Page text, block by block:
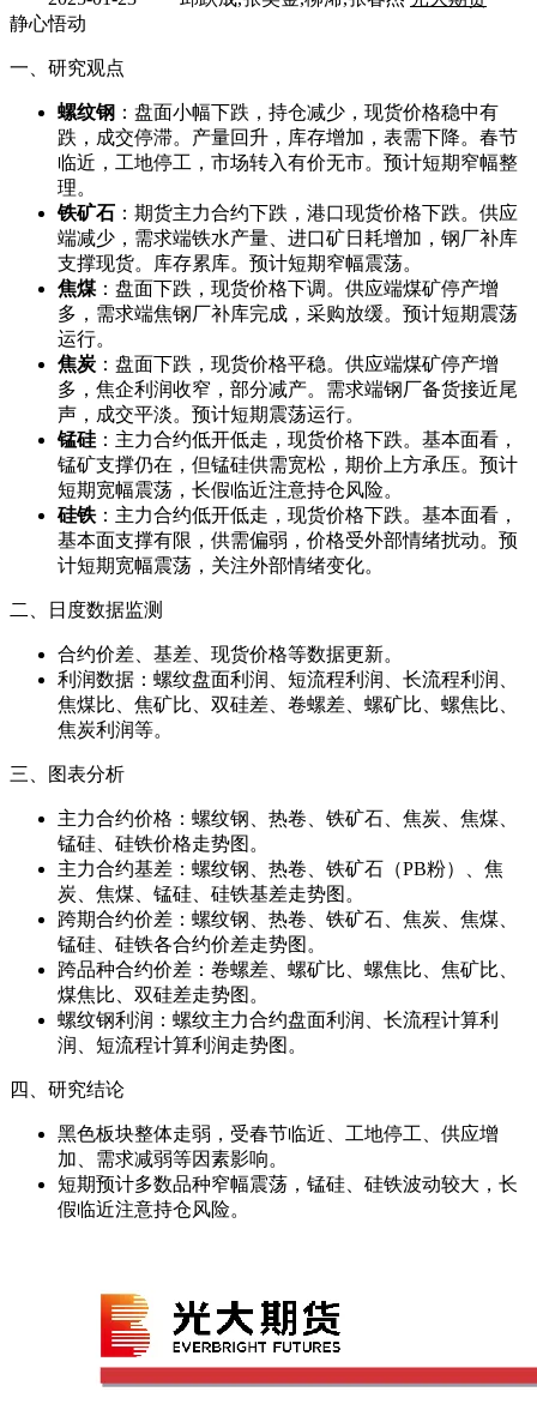
静心悟动
一、研究观点
螺纹钢 ：盘面小幅下跌，持仓减少，现货价格稳中有
跌，成交停滞。产量回升，库存增加，表需下降。春节
临近，工地停工，市场转入有价无市。预计短期窄幅整
理。
铁矿石 ：期货主力合约下跌，港口现货价格下跌。供应
端减少，需求端铁水产量、进口矿日耗增加，钢厂补库
支撑现货。库存累库。预计短期窄幅震荡。
焦煤：盘面下跌，现货价格下调。供应端煤矿停产增
多，需求端焦钢厂补库完成，采购放缓。预计短期震荡
运行。
焦炭 ：盘面下跌，现货价格平稳。供应端煤矿停产增
多，焦企利润收窄，部分减产。需求端钢厂备货接近尾
声，成交平淡。预计短期震荡运行。
锰硅 ：主力合约低开低走，现货价格下跌。基本面看，
锰矿支撑仍在，但锰硅供需宽松，期价上方承压。预计
短期宽幅震荡，长假临近注意持仓风险。
硅铁：主力合约低开低走，现货价格下跌。基本面看，
基本面支撑有限，供需偏弱，价格受外部情绪扰动。预
计短期宽幅震荡，关注外部情绪变化。
二、日度数据监测
合约价差、基差、现货价格等数据更新。
利润数据：螺纹盘面利润、短流程利润、长流程利润、
焦煤比、焦矿比、双硅差、卷螺差、螺矿比、螺焦比、
焦炭利润等。
三、图表分析
主力合约价格：螺纹钢、热卷、铁矿石、焦炭、焦煤、
锰硅、硅铁价格走势图。
主力合约基差：螺纹钢、热卷、铁矿石（PB粉）、焦
炭、焦煤、锰硅、硅铁基差走势图。
跨期合约价差：螺纹钢、热卷、铁矿石、焦炭、焦煤、
锰硅、硅铁各合约价差走势图。
跨品种合约价差：卷螺差、螺矿比、螺焦比、焦矿比、
煤焦比、双硅差走势图。
螺纹钢利润：螺纹主力合约盘面利润、长流程计算利
润、短流程计算利润走势图。
四、研究结论
黑色板块整体走弱，受春节临近、工地停工、供应增
加、需求减弱等因素影响。
短期预计多数品种窄幅震荡，锰硅、硅铁波动较大，长
假临近注意持仓风险。